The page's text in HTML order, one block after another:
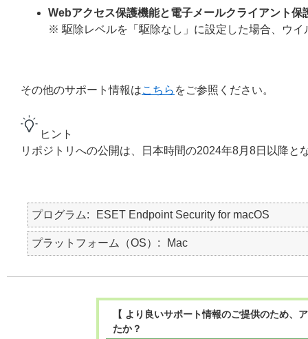
Webアクセス保護機能と電子メールクライアント
※ 駆除レベルを「駆除なし」に設定した場合、ウ
その他のサポート情報はこちら をご参照ください。
ヒント
リポジトリへの公開は、日本時間の2024年8月8日以降と
プログラム ESET Endpoint Security for macOS
プラットフォーム（OS） Mac
【 より良いサポート情報のご提供のため
たか？